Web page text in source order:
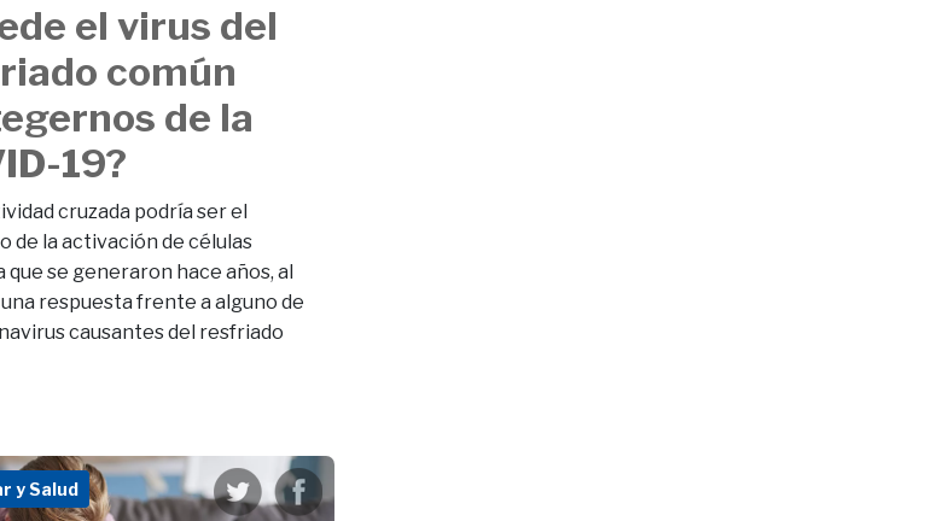
el virus del
común
de la
19?
cruzada podría ser el
de la activación de células
que se generaron hace años, al
respuesta frente a alguno de
causantes del resfriado
y Salud